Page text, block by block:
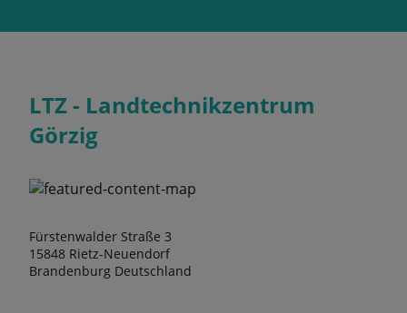
LTZ - Landtechnikzentrum
Görzig
Fürstenwalder Straße 3
15848 Rietz-Neuendorf
Brandenburg Deutschland